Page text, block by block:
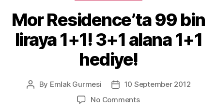
Mor Residence’ta 99 bin
liraya 1+1! 3+1 alana 1+1
hediye!
Post
By Emlak Gurmesi
Post10 September 2012
No Commentson